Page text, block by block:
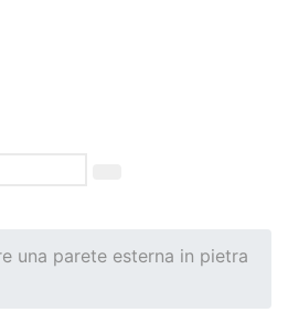
una parete esterna in pietra